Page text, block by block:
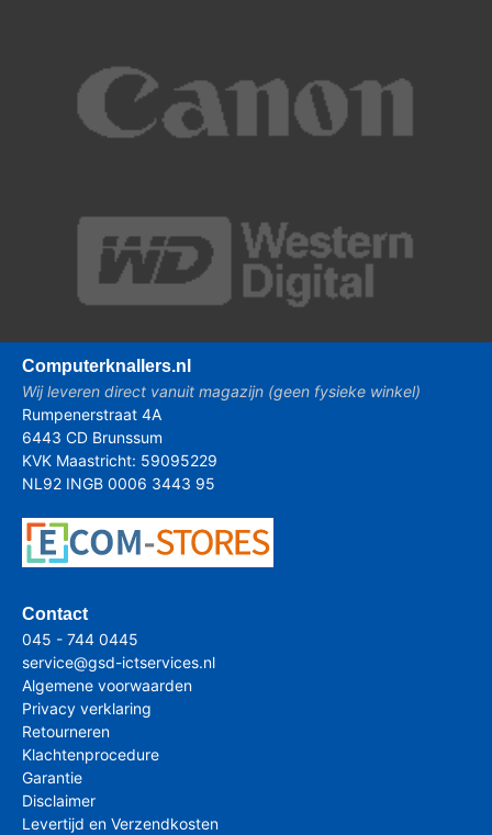
Computerknallers.nl
Wij leveren direct vanuit magazijn (geen fysieke winkel)
Rumpenerstraat 4A
6443 CD Brunssum
KVK Maastricht: 59095229
NL92 INGB 0006 3443 95
Contact
045 - 744 0445
service@gsd-ictservices.nl
Algemene voorwaarden
Privacy verklaring
Retourneren
Klachtenprocedure
Garantie
Disclaimer
Levertijd en Verzendkosten